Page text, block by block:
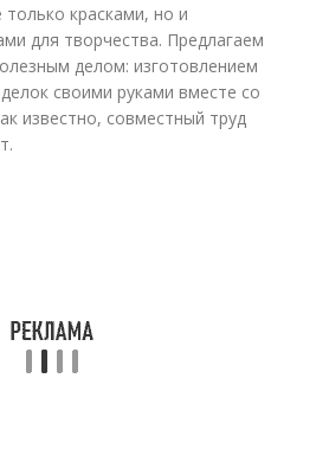
красками, но и
для творчества. Предлагаем
делом: изготовлением
своими руками вместе со
известно, совместный труд